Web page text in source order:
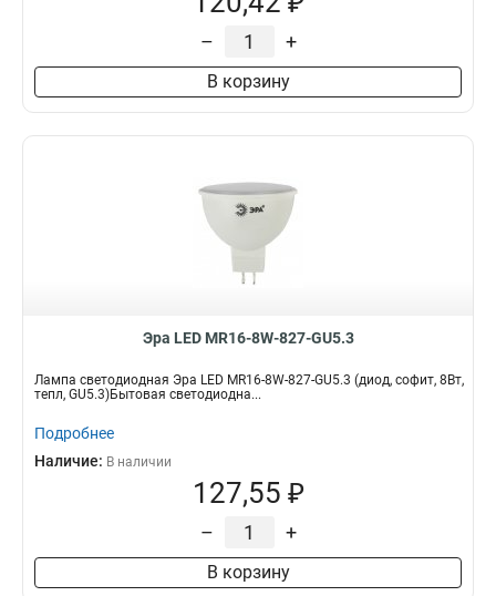
– +
В корзину
Эра LED MR16-8W-827-GU5.3
Лампа светодиодная Эра LED MR16-8W-827-GU5.3 (диод, софит, 8Вт,
тепл, GU5.3)Бытовая светодиодна...
Подробнее
Наличие: В наличии
127,55 ₽
– +
В корзину